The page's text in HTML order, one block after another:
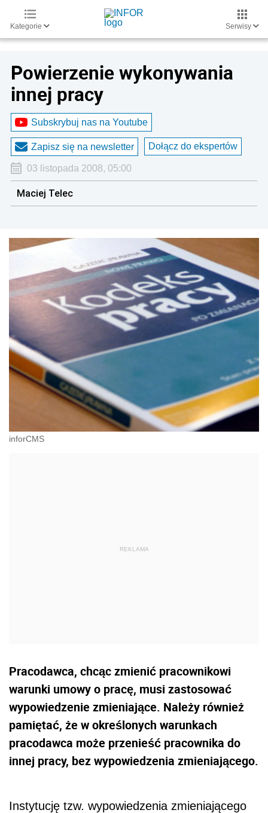
Kategorie Serwisy
Powierzenie wykonywania
innej pracy
Subskrybuj nas na Youtube
Zapisz się na newsletter Dołącz do ekspertów
03 listopada 2008, 05:00
Maciej Telec
inforCMS
Pracodawca, chcąc zmienić pracownikowi
warunki umowy o pracę, musi zastosować
wypowiedzenie zmieniające. Należy również
pamiętać, że w określonych warunkach
pracodawca może przenieść pracownika do
innej pracy, bez wypowiedzenia zmieniającego.
Instytucję tzw. wypowiedzenia zmieniającego